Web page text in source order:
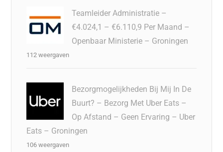
Teamleider Administratie –
€4.024,1 – €6.110,9 Per Maand –
Openbaar Ministerie – Groningen
112 weergaven
Bezorgmogelijkheden Bij Mij In De
Buurt? – Bezorg Met Uber Eats –
Op Afstand – Geen Ervaring – Uber
Eats – Groningen
106 weergaven